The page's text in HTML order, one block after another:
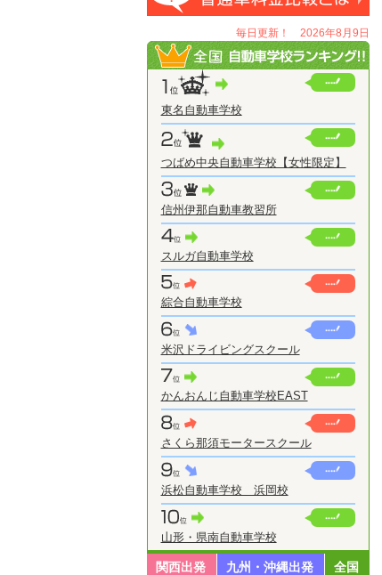
毎日更新！ 2026年8月9日
東名自動車学校
つばめ中央自動車学校【女性限定】
信州伊那自動車教習所
スルガ自動車学校
綜合自動車学校
米沢ドライビングスクール
かんおんじ自動車学校EAST
さくら那須モータースクール
浜松自動車学校 浜岡校
山形・県南自動車学校
関西出発 九州・沖縄出発 全国